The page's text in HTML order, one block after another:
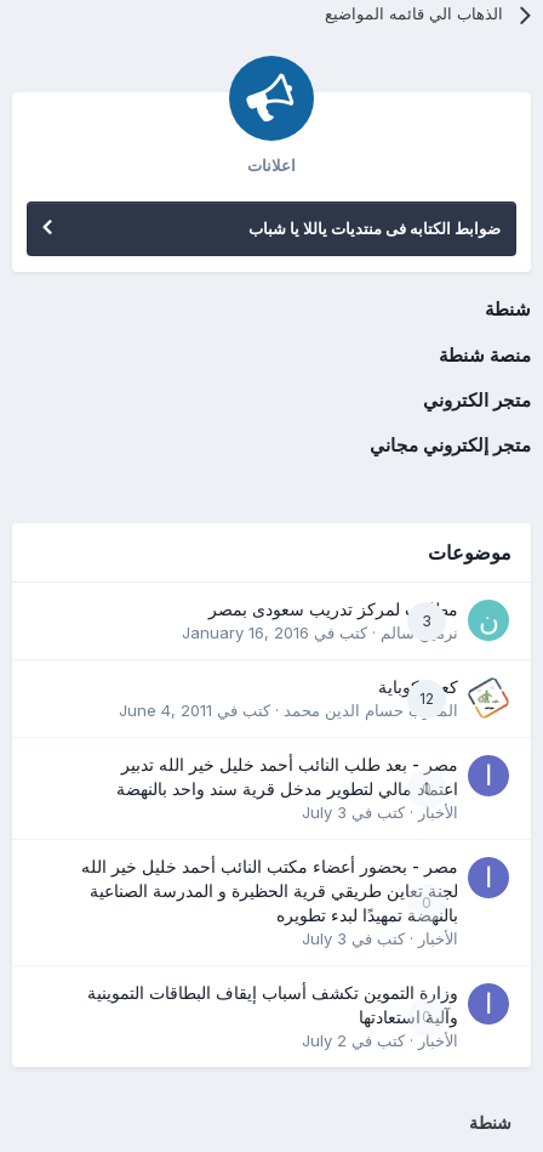
الذهاب الي قائمه المواضيع
اعلانات
ضوابط الكتابه فى منتديات ياللا يا شباب
شنطة
منصة شنطة
متجر الكتروني
متجر إلكتروني مجاني
موضوعات
3
مطلوب لمركز تدريب سعودى بمصر
نرمين سالم· كتب في January 16, 2016
12
كعب كوباية
المدرب حسام الدين محمد· كتب في June 4, 2011
0
مصر - بعد طلب النائب أحمد خليل خير الله تدبير
اعتماد مالي لتطوير مدخل قرية سند واحد بالنهضة
الأخبار· كتب في July 3
0
مصر - بحضور أعضاء مكتب النائب أحمد خليل خير الله
لجنة تعاين طريقي قرية الحظيرة و المدرسة الصناعية
بالنهضة تمهيدًا لبدء تطويره
الأخبار· كتب في July 3
0
وزارة التموين تكشف أسباب إيقاف البطاقات التموينية
وآلية استعادتها
الأخبار· كتب في July 2
شنطة